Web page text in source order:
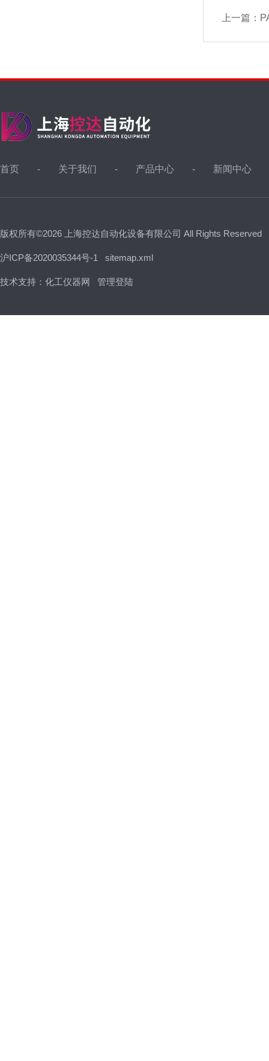
上一篇：
首页 关于我们 产品中心 新闻中心
版权所有©2026 上海控达自动化设备有限公司 All Rights Reserved
沪ICP备2020035344号-1 sitemap.xml
技术支持： 化工仪器网 管理登陆